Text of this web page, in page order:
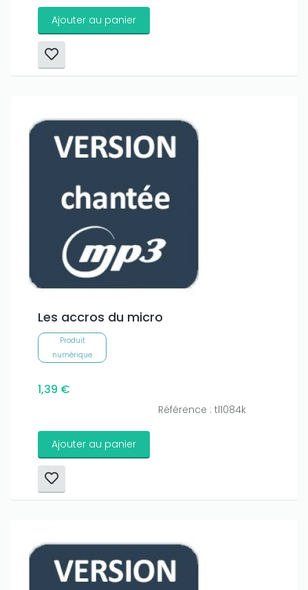
Ajouter au panier
Les accros du micro
Produit
numérique
1,39 €
Référence : tl1084k
Ajouter au panier